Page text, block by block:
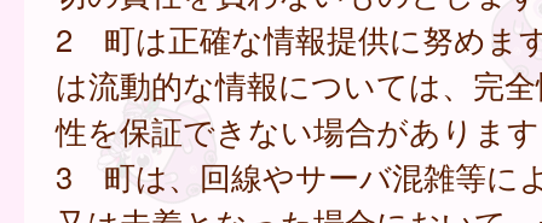
2 町は正確な情報提供に努めま
は流動的な情報については、完
性を保証できない場合がありま
3 町は、回線やサーバ混雑等に